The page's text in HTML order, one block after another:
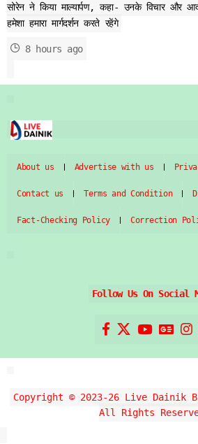
सोरेन ने किया माल्यार्पण, कहा- उनके विचार और
हमेशा हमारा मार्गदर्शन करते रहेंगे
8 hours ago
About us Advertise with us
Contact us Terms and Condition
Fact-Checking Policy Correction
Follow Us On Social
Copyright © 2023-26 Live Dainik
All Rights